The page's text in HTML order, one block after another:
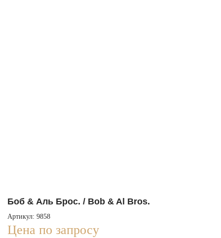
Боб & Аль Брос. / Bob & Al Bros.
Артикул: 9858
Цена по запросу